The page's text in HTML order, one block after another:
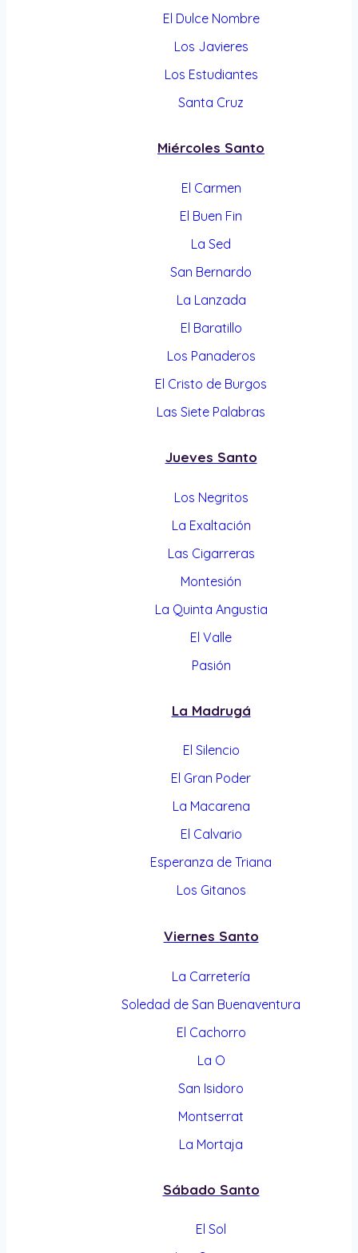
El Dulce Nombre
Los Javieres
Los Estudiantes
Santa Cruz
Miércoles Santo
El Carmen
El Buen Fin
La Sed
San Bernardo
La Lanzada
El Baratillo
Los Panaderos
El Cristo de Burgos
Las Siete Palabras
Jueves Santo
Los Negritos
La Exaltación
Las Cigarreras
Montesión
La Quinta Angustia
El Valle
Pasión
La Madrugá
El Silencio
El Gran Poder
La Macarena
El Calvario
Esperanza de Triana
Los Gitanos
Viernes Santo
La Carretería
Soledad de San Buenaventura
El Cachorro
La O
San Isidoro
Montserrat
La Mortaja
Sábado Santo
El Sol